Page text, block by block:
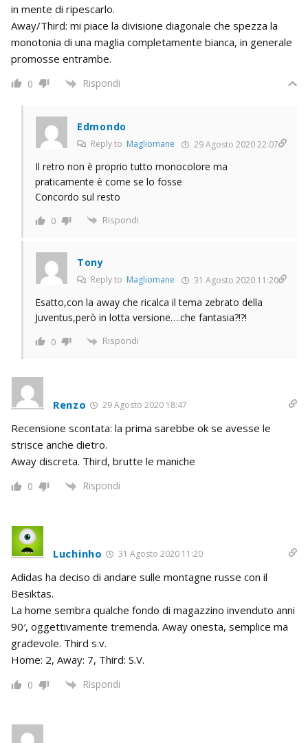
in mente di ripescarlo.
Away/Third: mi piace la divisione diagonale che spezza la
monotonia di una maglia completamente bianca, in generale
promosse entrambe.
0 Rispondi
Edmondo
Reply to Magliomane 29 Agosto 2020 22:07
Il retro non è proprio tutto monocolore ma
praticamente è come se lo fosse
Concordo sul resto
0 Rispondi
Tony
Reply to Magliomane 31 Agosto 2020 11:20
Esatto,con la away che ricalca il tema zebrato della
Juventus,però in lotta versione….che fantasia?!?!
0 Rispondi
Renzo 29 Agosto 2020 18:47
Recensione scontata: la prima sarebbe ok se avesse le
strisce anche dietro.
Away discreta. Third, brutte le maniche
0 Rispondi
Luchinho 31 Agosto 2020 11:20
Adidas ha deciso di andare sulle montagne russe con il
Besiktas.
La home sembra qualche fondo di magazzino invenduto anni
90′, oggettivamente tremenda. Away onesta, semplice ma
gradevole. Third s.v.
Home: 2, Away: 7, Third: S.V.
0 Rispondi